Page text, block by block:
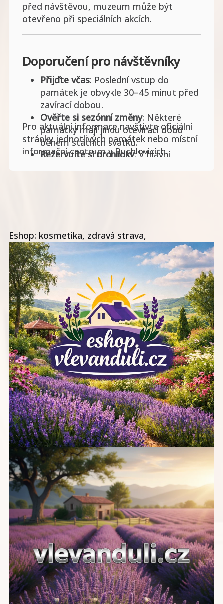
před návštěvou, muzeum může být
otevřeno při speciálních akcích.
Doporučení pro návštěvníky
Přijďte včas: Poslední vstup do
památek je obvykle 30–45 minut před
zavírací dobou.
Ověřte si sezónní změny: Některé
památky mají jinou otevírací dobu
během státních svátků.
Rezervujte si prohlídky: V hlavní
Pro aktuální informace navštivte oficiální
stránky jednotlivých památek nebo místní
informační centrum v Buchlovicích.
Eshop: kosmetika, zdravá strava,